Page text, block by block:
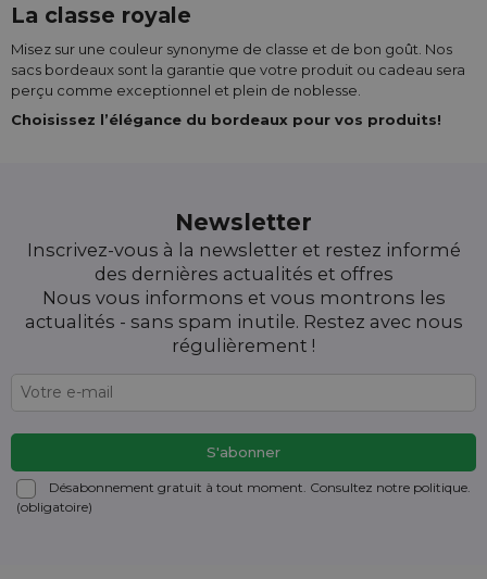
La classe royale
Misez sur une couleur synonyme de classe et de bon goût. Nos
sacs bordeaux sont la garantie que votre produit ou cadeau sera
perçu comme exceptionnel et plein de noblesse.
Choisissez l’élégance du bordeaux pour vos produits!
Newsletter
Inscrivez-vous à la newsletter et restez informé
des dernières actualités et offres
Nous vous informons et vous montrons les
actualités - sans spam inutile. Restez avec nous
régulièrement !
Désabonnement gratuit à tout moment. Consultez notre politique.
(obligatoire)